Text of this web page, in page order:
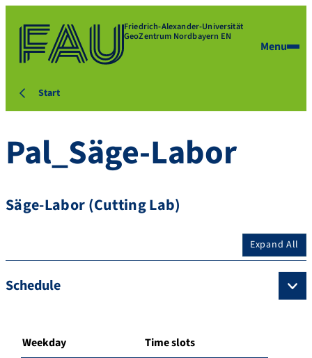
Friedrich-Alexander-Universität
GeoZentrum Nordbayern EN
Menu
Start
Pal_Säge-Labor
Säge-Labor (Cutting Lab)
Expand All
Schedule
Weekday Time slots